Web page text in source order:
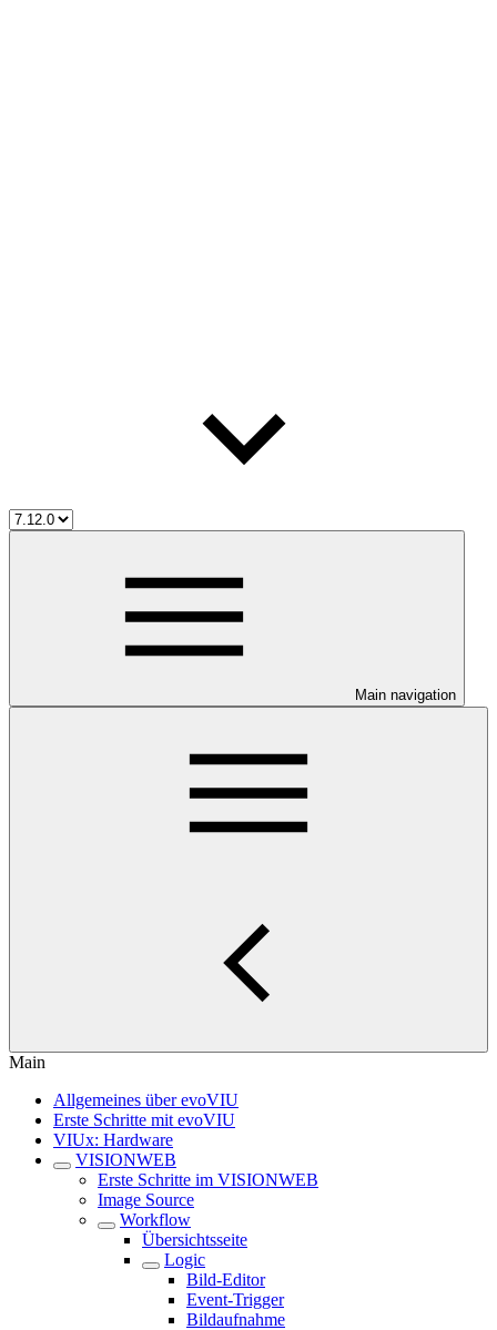
Main navigation
Main
Allgemeines über evoVIU
Erste Schritte mit evoVIU
VIUx: Hardware
VISIONWEB
Erste Schritte im VISIONWEB
Image Source
Workflow
Übersichtsseite
Logic
Bild-Editor
Event-Trigger
Bildaufnahme